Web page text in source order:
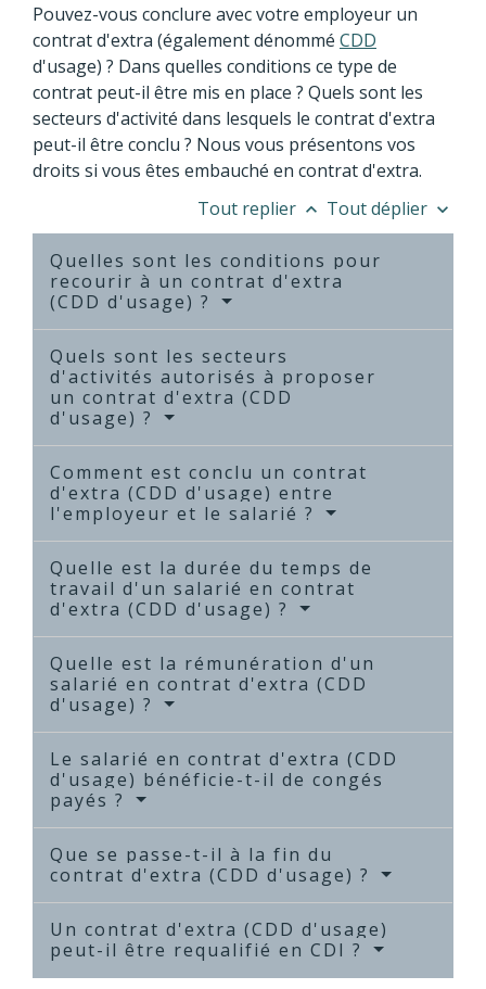
Pouvez-vous conclure avec votre employeur un
contrat d'extra (également dénommé CDD
d'usage) ? Dans quelles conditions ce type de
contrat peut-il être mis en place ? Quels sont les
secteurs d'activité dans lesquels le contrat d'extra
peut-il être conclu ? Nous vous présentons vos
droits si vous êtes embauché en contrat d'extra.
Tout replier keyboard_arrow_up Tout déplier keyboard_arrow_down
Quelles sont les conditions pour
recourir à un contrat d'extra
(CDD d'usage) ?
Quels sont les secteurs
d'activités autorisés à proposer
un contrat d'extra (CDD
d'usage) ?
Comment est conclu un contrat
d'extra (CDD d'usage) entre
l'employeur et le salarié ?
Quelle est la durée du temps de
travail d'un salarié en contrat
d'extra (CDD d'usage) ?
Quelle est la rémunération d'un
salarié en contrat d'extra (CDD
d'usage) ?
Le salarié en contrat d'extra (CDD
d'usage) bénéficie-t-il de congés
payés ?
Que se passe-t-il à la fin du
contrat d'extra (CDD d'usage) ?
Un contrat d'extra (CDD d'usage)
peut-il être requalifié en CDI ?